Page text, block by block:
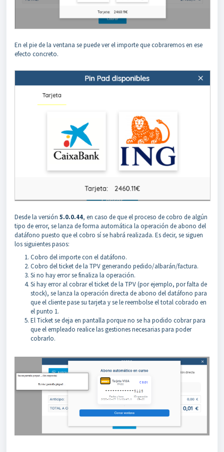
En el pie de la ventana se puede ver el importe que cobraremos en ese
efecto concreto.
Desde la versión 5.0.0.44, en caso de que el proceso de cobro de algún
tipo de error, se lanza de forma automática la operación de abono del
datáfono puesto que el cobro sí se habrá realizada. Es decir, se siguen
los siguientes pasos:
Cobro del importe con el datáfono.
Cobro del ticket de la TPV generando pedido/albarán/factura.
Si no hay error se finaliza la operación.
Si hay error al cobrar el ticket de la TPV (por ejemplo, por falta de
stock), se lanza la operación directa de abono del datáfono para
que el cliente pase su tarjeta y se le reembolse el total cobrado en
el punto 1.
El Ticket se deja en pantalla porque no se ha podido cobrar para
que el empleado realice las gestiones necesarias para poder
cobrarlo.